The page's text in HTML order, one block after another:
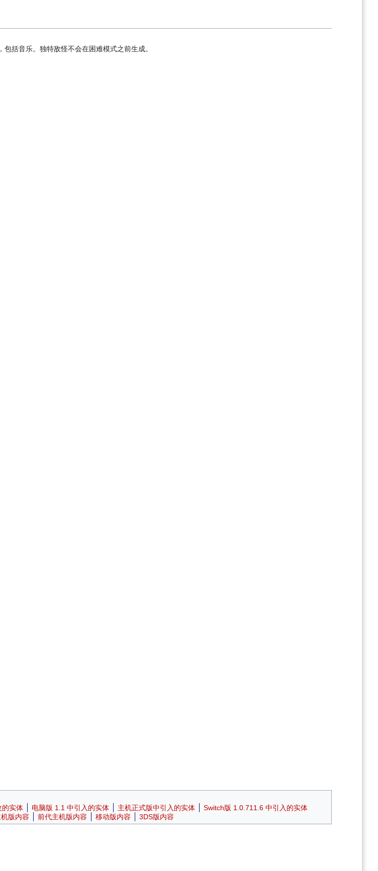
括音乐。独特敌怪不会在困难模式之前生成。
的实体 电脑版 1.1 中引入的实体 主机正式版中引入的实体
Switch版 1.0.711.6 中引入的实体
机版内容 前代主机版内容 移动版内容 3DS版内容